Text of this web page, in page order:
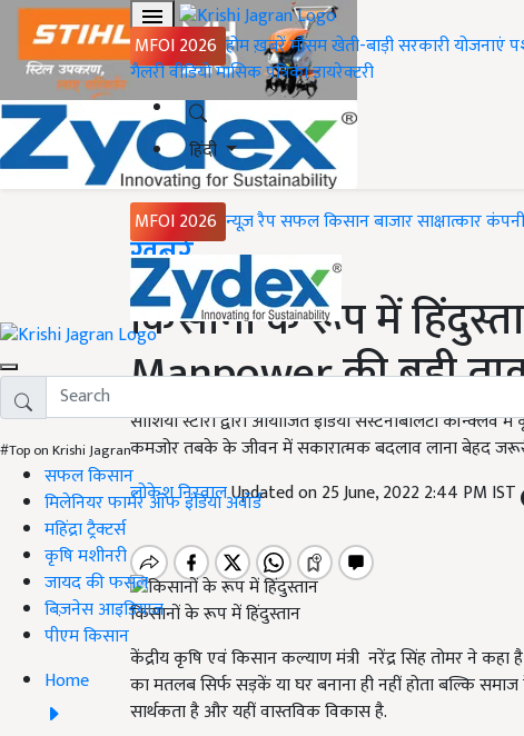
MFOI 2026 होमख़बरेंमौसमखेती-बाड़ीसरकारी योजनाएं
गैलरीवीडियोमासिक पत्रिकाडायरेक्टरी
हिंदी
MFOI 2026 न्यूज़ रैपसफल किसानबाजारसाक्षात्कार
#Top on Krishi Jagran
सफल किसान
मिलेनियर फार्मर ऑफ इंडिया अवॉर्ड
महिंद्रा ट्रैक्टर्स
कृषि मशीनरी
जायद की फसल
बिज़नेस आइडियाज
पीएम किसान
Home
Home
ख़बरें
किसानों के रूप में
Manpower की बड़ी
सोशियो स्टोरी द्वारा आयोजित इंडिया सस्टेनेबिलिटी
कमजोर तबके के जीवन में सकारात्मक बदलाव लाना बेहद
लोकेश निरवालUpdated on 25 June, 2022 2:44 PM IST
किसानों के रूप में हिंदुस्तान
केंद्रीय कृषि एवं किसान कल्याण मंत्री नरेंद्र सिंह तोमर ने कहा
का मतलब सिर्फ सड़कें या घर बनाना ही नहीं होता बल्कि
सार्थकता है और यहीं वास्तविक विकास है.